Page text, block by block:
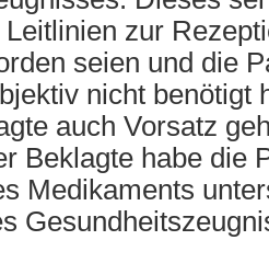
zur
seien und die
nicht benötigt
auch Vorsatz
Beklagte habe die
Medikaments